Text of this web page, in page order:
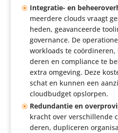
Inte­gratie- en
meerdere clouds vraagt
heden, geavan­ceerde
gover­nance. De
workloads te
deren en compli­ance te
extra omgeving. Deze
schat en kunnen een
cloud­budget opslorpen.
Redun­dantie en
kracht over verschil­lende
deren, dupli­ceren